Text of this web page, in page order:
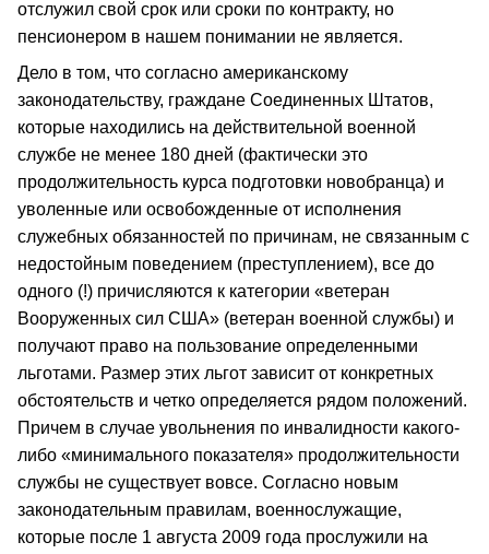
отслужил свой срок или сроки по контракту, но
пенсионером в нашем понимании не является.
Дело в том, что согласно американскому
законодательству, граждане Соединенных Штатов,
которые находились на действительной военной
службе не менее 180 дней (фактически это
продолжительность курса подготовки новобранца) и
уволенные или освобожденные от исполнения
служебных обязанностей по причинам, не связанным с
недостойным поведением (преступлением), все до
одного (!) причисляются к категории «ветеран
Вооруженных сил США» (ветеран военной службы) и
получают право на пользование определенными
льготами. Размер этих льгот зависит от конкретных
обстоятельств и четко определяется рядом положений.
Причем в случае увольнения по инвалидности какого-
либо «минимального показателя» продолжительности
службы не существует вовсе. Согласно новым
законодательным правилам, военнослужащие,
которые после 1 августа 2009 года прослужили на